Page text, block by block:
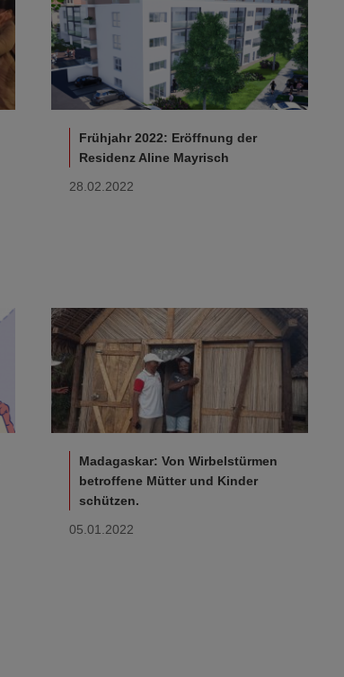
Frühjahr 2022: Eröffnung der
Residenz Aline Mayrisch
28.02.2022
Madagaskar: Von Wirbelstürmen
betroffene Mütter und Kinder
schützen.
05.01.2022